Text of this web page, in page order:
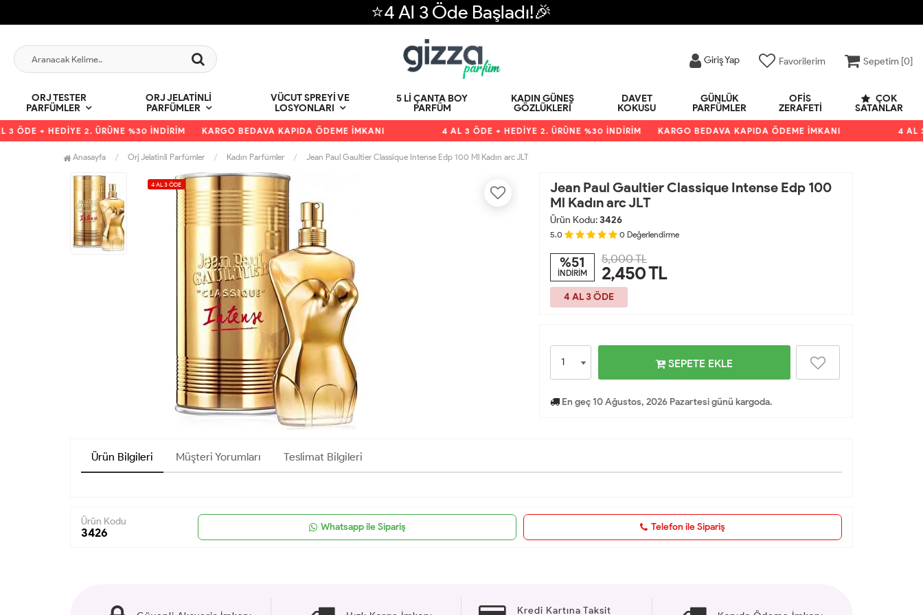
⭐4 Al 3 Öde Başladı!🎉
Giriş Yap Favorilerim Sepetim [0]
ORJ TESTER
PARFÜMLER
ORJ JELATINLI
PARFÜMLER
VÜCUT SPREYI VE
LOSYONLARI
5 LI ÇANTA BOY
PARFÜM
KADIN GÜNEŞ
GÖZLÜKLERI
DAVET
KOKUSU
GÜNLÜK
PARFÜMLER
OFIS
ZERAFETI
ÇOK
SATANLAR
+ HEDİYE 2. ÜRÜNE %30 İNDİRİM KARGO BEDAVA KAPIDA ÖDEME İMKANI 4 AL 3 ÖDE + HEDİYE 2. ÜRÜNE %30 İNDİRİM KARGO BEDAVA KAPIDA ÖDEME İMKANI 4 AL 3
Anasayfa Orj Jelatinli Parfümler Kadın Parfümler Jean Paul Gaultier Classique Intense Edp 100 Ml Kadın arc JLT
4 AL 3 ÖDE
Jean Paul Gaultier Classique Intense Edp 100
Ml Kadın arc JLT
Ürün Kodu:3426
5.0 0 Değerlendirme
%51
İNDİRİM
5,000 TL
2,450TL
4 AL 3 ÖDE
SEPETE EKLE
En geç 10 Ağustos, 2026 Pazartesi günü kargoda.
Ürün Bilgileri Müşteri Yorumları Teslimat Bilgileri
Ürün Kodu
3426 Whatsapp ile Sipariş Telefon ile Sipariş
Kredi Kartına Taksit